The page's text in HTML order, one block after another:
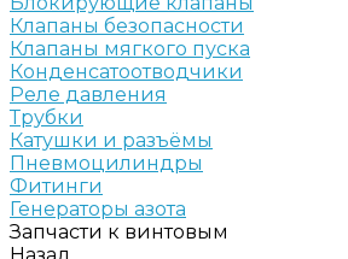
Клапаны безопасности
Клапаны мягкого пуска
Конденсатоотводчики
Реле давления
Трубки
Катушки и разъёмы
Пневмоцилиндры
Фитинги
Генераторы азота
Запчасти к винтовым